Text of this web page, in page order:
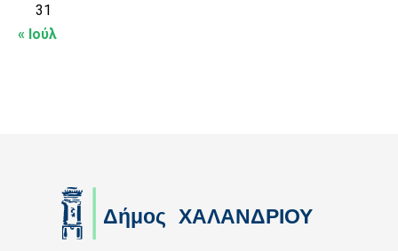
31
« Ιούλ